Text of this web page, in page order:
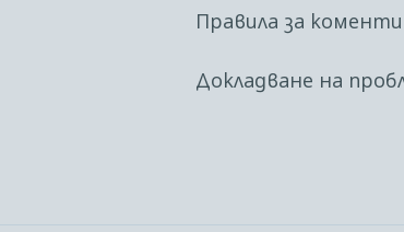
Правила за
Докладване на